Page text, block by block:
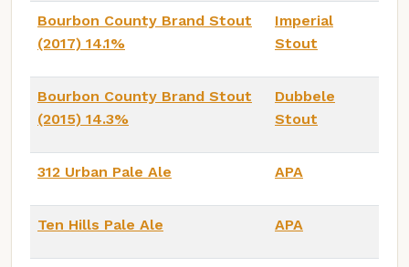
Bourbon County Brand Stout
(2017) 14.1%
Imperial
Stout
Bourbon County Brand Stout
(2015) 14.3%
Dubbele
Stout
312 Urban Pale Ale APA
Ten Hills Pale Ale APA